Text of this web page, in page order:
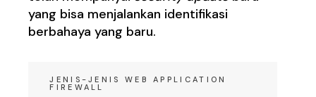
yang bisa menjalankan identifikasi
berbahaya yang baru.
JENIS-JENIS WEB APPLICATION
FIREWALL